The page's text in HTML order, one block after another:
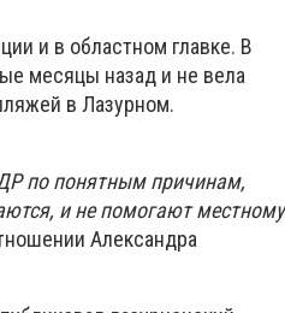
и в областном главке. В
месяцы назад и не вела
в Лазурном.
по понятным причинам,
и не помогают местному
Александра